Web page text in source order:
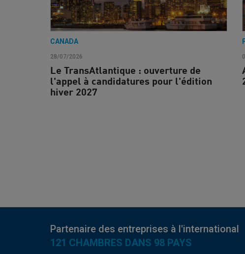
CANADA
28/07/2026
Le TransAtlantique : ouverture de
l'appel à candidatures pour l'édition
hiver 2027
Partenaire des entreprises à l'international
121 CHAMBRES DANS 98 PAYS